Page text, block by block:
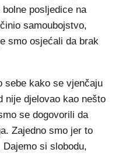
posljedice na
samoubojstvo,
smo osjećali da brak
sebe kako se vjenčaju
nije djelovao kao nešto
se dogovorili da
Zajedno smo jer to
si slobodu,